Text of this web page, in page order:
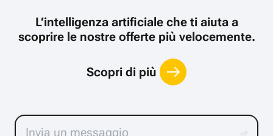
L’intelligenza artificiale che ti aiuta a
scoprire le nostre offerte più velocemente.
Scopri di più